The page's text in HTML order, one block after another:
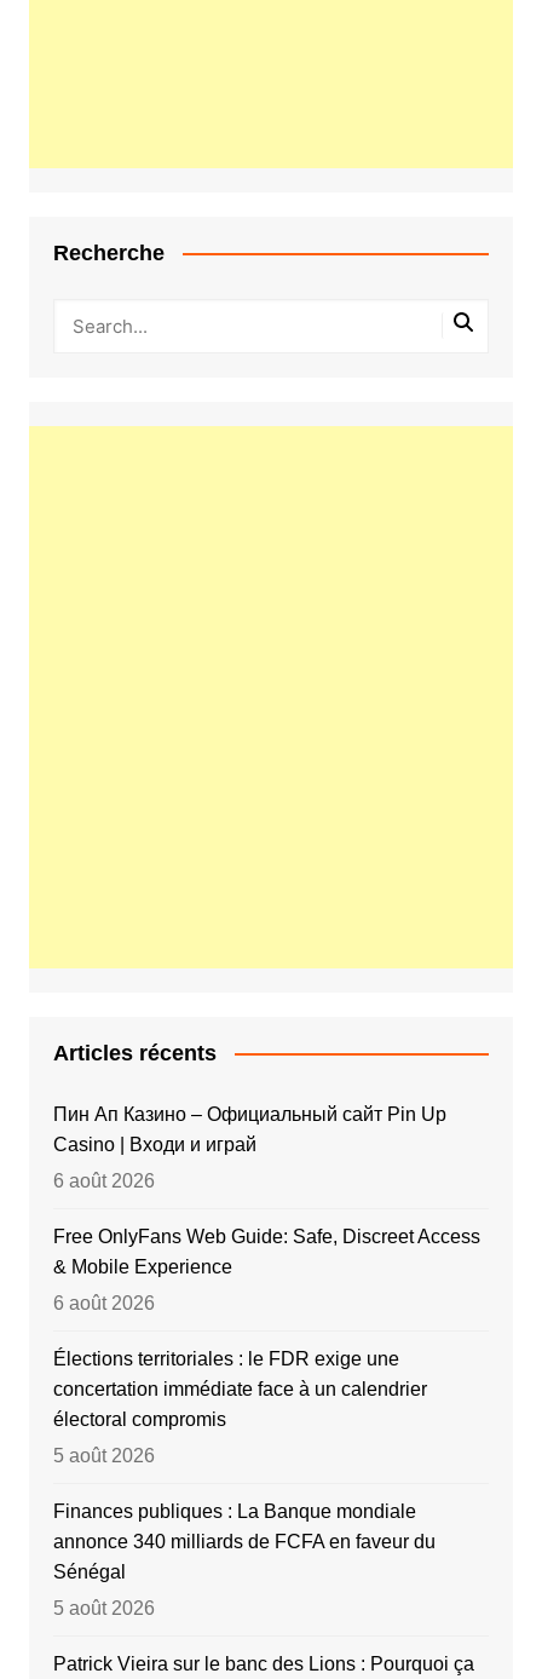
Recherche
Articles récents
Пин Ап Казино – Официальный сайт Pin Up
Casino | Входи и играй
6 août 2026
Free OnlyFans Web Guide: Safe, Discreet Access
& Mobile Experience
6 août 2026
Élections territoriales : le FDR exige une
concertation immédiate face à un calendrier
électoral compromis
5 août 2026
Finances publiques : La Banque mondiale
annonce 340 milliards de FCFA en faveur du
Sénégal
5 août 2026
Patrick Vieira sur le banc des Lions : Pourquoi ça